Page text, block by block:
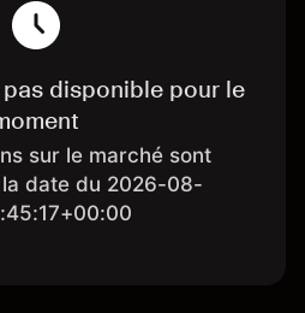
disponible pour le
sur le marché sont
date du 2026-08-